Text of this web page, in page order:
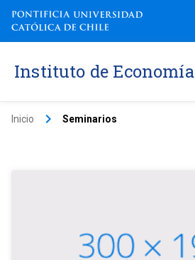
Instituto de Economía
Inicio keyboard_arrow_right Seminarios